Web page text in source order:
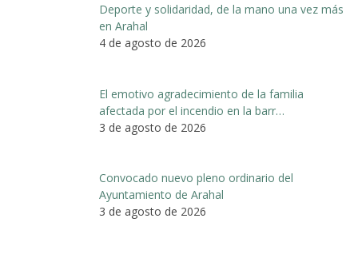
Deporte y solidaridad, de la mano una vez más
en Arahal
4 de agosto de 2026
El emotivo agradecimiento de la familia
afectada por el incendio en la barr…
3 de agosto de 2026
Convocado nuevo pleno ordinario del
Ayuntamiento de Arahal
3 de agosto de 2026